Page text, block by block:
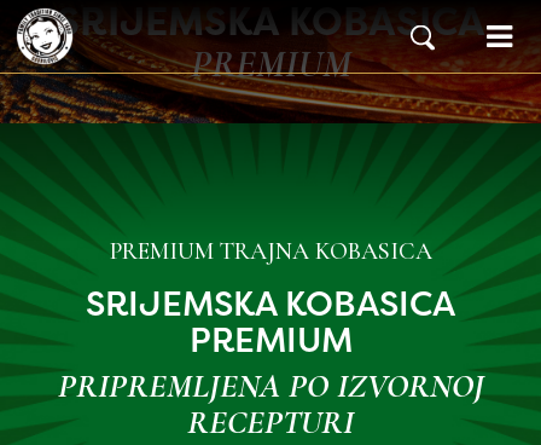
Skip to content
Main Navigation
SRIJEMSKA KOBASICA
PREMIUM
PREMIUM TRAJNA KOBASICA
SRIJEMSKA KOBASICA
PREMIUM
PRIPREMLJENA PO IZVORNOJ
RECEPTURI